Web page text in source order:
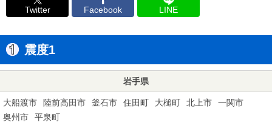
Twitter Facebook LINE
震度1
岩手県
大船渡市 陸前高田市 釜石市 住田町 大槌町 北上市
一関市
奥州市
平泉町